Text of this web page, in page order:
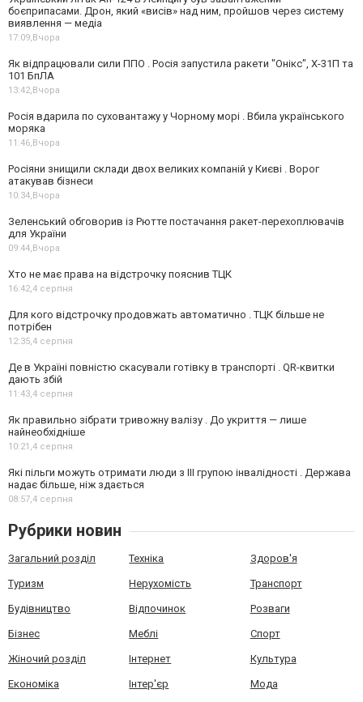
боєприпасами. Дрон, який «висів» над ним, пройшов через систему
виявлення — медіа
17:09, Вчора
Як відпрацювали сили ППО . Росія запустила ракети "Онікс", Х-31П та
101 БпЛА
13:42, Вчора
Росія вдарила по суховантажу у Чорному морі . Вбила українського
моряка
11:46, Вчора
Росіяни знищили склади двох великих компаній у Києві . Ворог
атакував бізнеси
10:34, Вчора
Зеленський обговорив із Рютте постачання ракет-перехоплювачів
для України
09:44, Вчора
Хто не має права на відстрочку пояснив ТЦК
16:42,4 серпня
Для кого відстрочку продовжать автоматично . ТЦК більше не
потрібен
12:35,4 серпня
Де в Україні повністю скасували готівку в транспорті . QR-квитки
дають збій
11:43,4 серпня
Як правильно зібрати тривожну валізу . До укриття — лише
найнеобхідніше
10:21,4 серпня
Які пільги можуть отримати люди з III групою інвалідності . Держава
надає більше, ніж здається
08:57,4 серпня
Рубрики новин
Загальний розділ Техніка Здоров'я
Туризм Нерухомість Транспорт
Будівництво Відпочинок Розваги
Бізнес Меблі Спорт
Жіночий розділ Інтернет Культура
Економіка Інтер'єр Мода